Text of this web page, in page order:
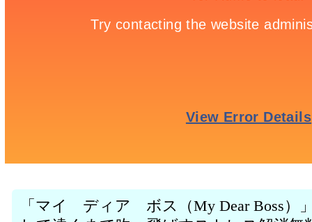
「マイ ディア ボス（My Dear Boss）